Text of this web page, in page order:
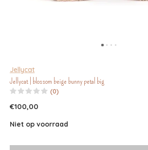
Jellycat
Jellycat | blossom beige bunny petal big
(0)
€100,00
Niet op voorraad